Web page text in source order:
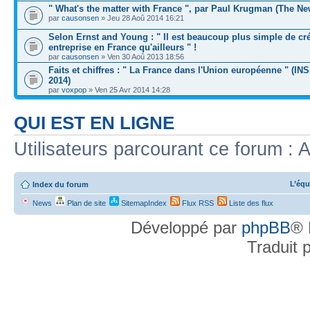
" What's the matter with France ", par Paul Krugman (The
par causonsen » Jeu 28 Aoû 2014 16:21
Selon Ernst and Young : " Il est beaucoup plus simple de
entreprise en France qu'ailleurs " !
par causonsen » Ven 30 Aoû 2013 18:56
Faits et chiffres : " La France dans l'Union européenne "
2014)
par voxpop » Ven 25 Avr 2014 14:28
QUI EST EN LIGNE
Utilisateurs parcourant ce forum :
Index du forum
News Plan de site SitemapIndex Flux RSS Liste des flux
Développé par phpBB®
Traduit